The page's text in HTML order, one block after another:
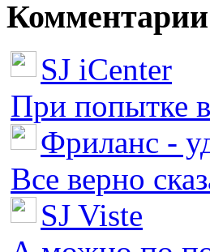
Комментарии
SJ iCenter
При попытке
Фриланс -
Все верно
SJ Viste